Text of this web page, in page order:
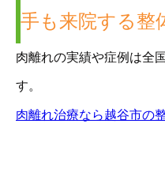
手も来院する整
肉離れの実績や症例は全
す。
肉離れ治療なら越谷市の